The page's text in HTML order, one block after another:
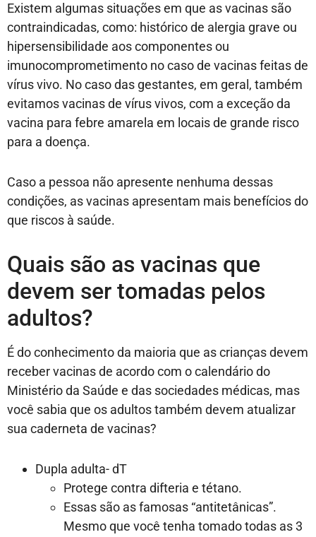
Existem algumas situações em que as vacinas são
contraindicadas, como: histórico de alergia grave ou
hipersensibilidade aos componentes ou
imunocomprometimento no caso de vacinas feitas de
vírus vivo. No caso das gestantes, em geral, também
evitamos vacinas de vírus vivos, com a exceção da
vacina para febre amarela em locais de grande risco
para a doença.
Caso a pessoa não apresente nenhuma dessas
condições, as vacinas apresentam mais benefícios do
que riscos à saúde.
Quais são as vacinas que
devem ser tomadas pelos
adultos?
É do conhecimento da maioria que as crianças devem
receber vacinas de acordo com o calendário do
Ministério da Saúde e das sociedades médicas, mas
você sabia que os adultos também devem atualizar
sua caderneta de vacinas?
Dupla adulta- dT
Protege contra difteria e tétano.
Essas são as famosas “antitetânicas”.
Mesmo que você tenha tomado todas as 3